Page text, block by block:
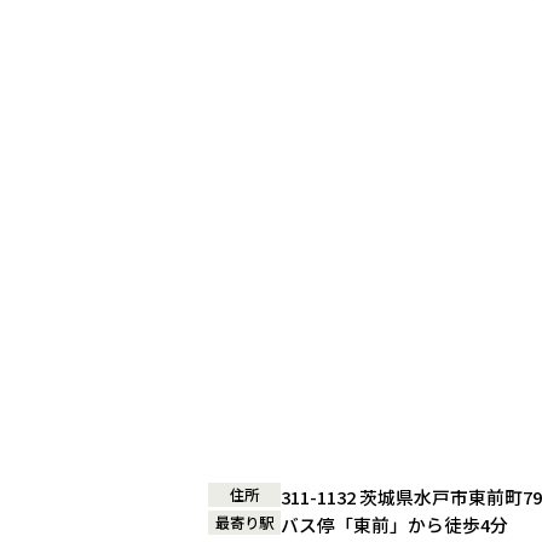
住所 311-1132 茨城県水戸市東前町
最寄り駅 バス停「東前」から徒歩4分